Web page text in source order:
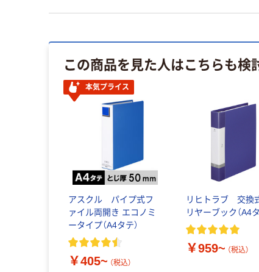
この商品を見た人はこちらも検
本気プライス
アスクル パイプ式フ
ァイル両開き エコノミ
ータイプ（A4タテ）
￥405~ （税込）
リヒトラブ 交換
リヤーブック（A4タ
￥959~ （税込）